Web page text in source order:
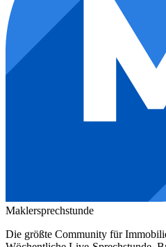
Maklersprechstunde
Die größte Community für